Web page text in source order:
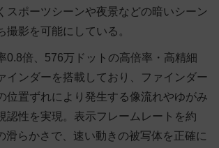
スポーツシーンや夜景などの暗いシーン
撮影を可能にしている。
0.8倍、576万ドットの高倍率・高精細
インダーを搭載しており、ファインダー
位置ずれにより発生する像流れやゆがみ
認性を実現。表示フレームレートを約
滑らかさで、速い動きの被写体を正確に